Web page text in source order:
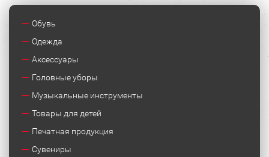
Обувь
Одежда
Аксессуары
Головные уборы
Музыкальные инструменты
Товары для детей
Печатная продукция
Сувениры